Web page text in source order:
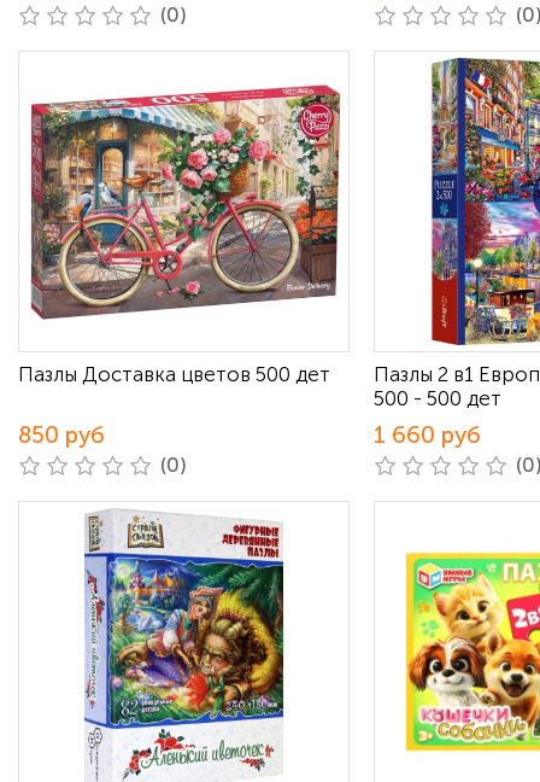
(0)
Пазлы Доставка цветов 500 дет
850 руб
(0)
Пазлы 2 в1
500 - 500 дет
1 660 руб